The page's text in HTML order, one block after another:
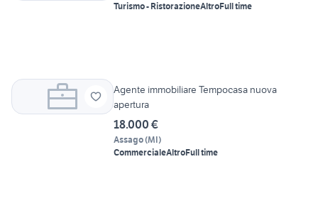
Turismo - RistorazioneAltroFull time
Agente immobiliare Tempocasa nuova
apertura
18.000 €
Assago(MI)
CommercialeAltroFull time